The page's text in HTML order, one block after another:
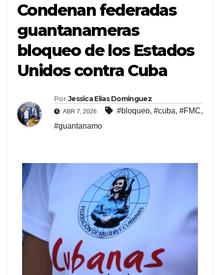
Condenan federadas
guantanameras
bloqueo de los Estados
Unidos contra Cuba
Por Jessica Elías Dominguez
ABR 7, 2026 #bloqueo, #cuba, #FMC,
#guantanamo